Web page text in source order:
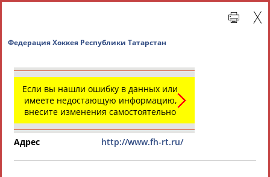
Если вы нашли ошибку в данных или
имеете недостающую информацию,
внесите изменения самостоятельно
Адрес http://www.fh-rt.ru/